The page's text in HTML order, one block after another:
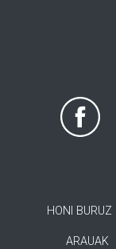
HONI BURUZ
ARAUAK